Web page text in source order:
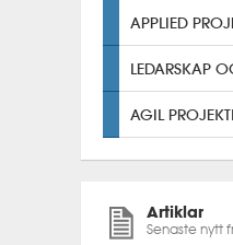
APPLIED
AGIL
Artiklar
Senaste nytt